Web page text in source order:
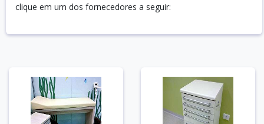
clique em um dos fornecedores a seguir: